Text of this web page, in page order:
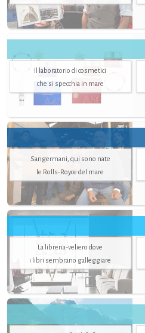
Il laboratorio di cosmetici
che si specchia in mare
Sangermani, qui sono nate
le Rolls-Royce del mare
La libreria-veliero dove
i libri sembrano galleggiare